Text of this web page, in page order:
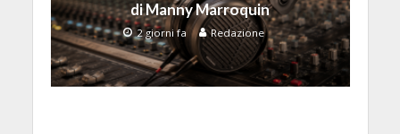
di Manny Marroquin
2 giorni fa Redazione